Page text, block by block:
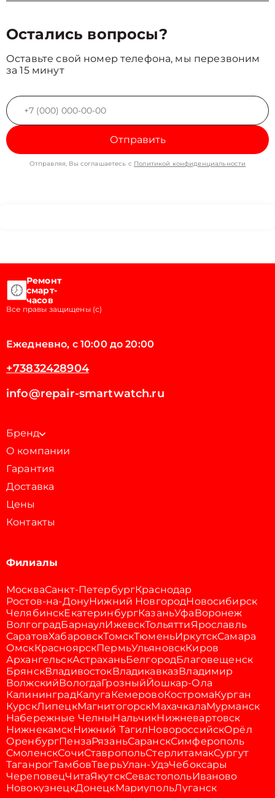
Остались вопросы?
Оставьте свой номер телефона, мы перезвоним
за 15 минут
Отправить
Отправляя, Вы соглашаетесь с Политикой конфиденциальности
Ремонт
смарт-
часов
Все правы защищены (с)
Ежедневно, с 10:00 до 20:00
+73832428904
info@repair-smartwatch.ru
Бренд
О компании
Гарантия
Доставка
Цены
Контакты
Филиалы
МоскваСанкт-ПетербургКраснодар
Ростов-на-ДонуНижний НовгородНовосибирск
ЧелябинскЕкатеринбургКазаньУфаВоронеж
ВолгоградБарнаулИжевскТольяттиЯрославль
СаратовХабаровскТомскТюменьИркутскСамара
ОмскКрасноярскПермьУльяновскКиров
АрхангельскАстраханьБелгородБлаговещенск
БрянскВладивостокВладикавказВладимир
ВолжскийВологдаГрозныйЙошкар-Ола
КалининградКалугаКемеровоКостромаКурган
КурскЛипецкМагнитогорскМахачкалаМурманск
Набережные ЧелныНальчикНижневартовск
НижнекамскНижний ТагилНовороссийскОрёл
ОренбургПензаРязаньСаранскСимферополь
СмоленскСочиСтавропольСтерлитамакСургут
ТаганрогТамбовТверьУлан-УдэЧебоксары
ЧереповецЧитаЯкутскСевастопольИваново
НовокузнецкДонецкМариупольЛуганск